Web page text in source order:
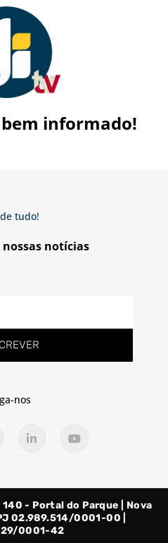
informado!
tudo!
nossas notícias
nos
i
n
-
i
o
- Portal do Parque | Nova
02.989.514/0001-00 |
0001-42